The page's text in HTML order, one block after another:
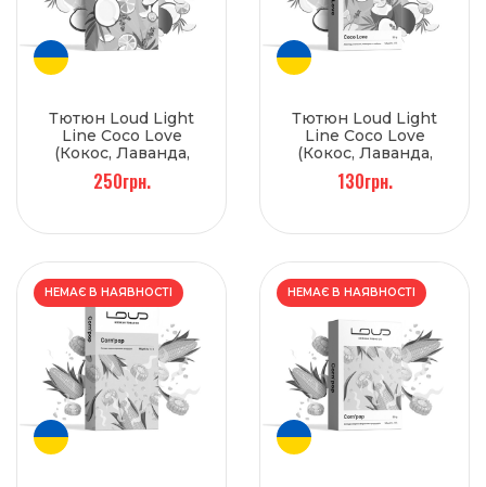
Тютюн Loud Light
Line Coco Love
(Кокос, Лаванда,
Лайм) 100 г
250грн.
Тютюн Loud Light
Line Coco Love
(Кокос, Лаванда,
Лайм) 50 г
130грн.
НЕМАЄ В НАЯВНОСТІ НЕМАЄ В НАЯВНОСТІ